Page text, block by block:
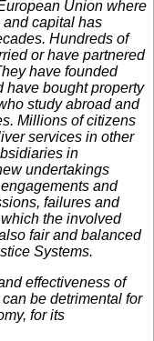
Union where
capital has
Hundreds of
or have partnered
have founded
have bought property
study abroad and
Millions of citizens
services in other
in
undertakings
and
failures and
the involved
fair and balanced
Systems.
effectiveness of
be detrimental for
for its